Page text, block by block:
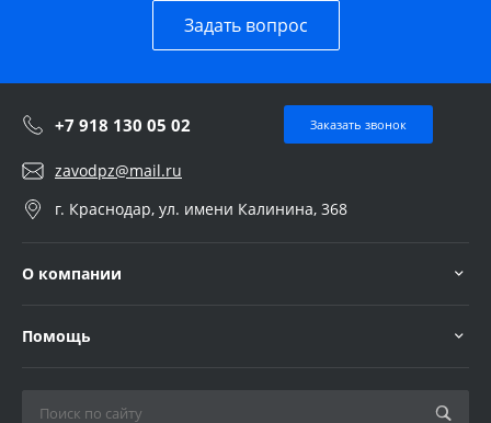
Задать вопрос
+7 918 130 05 02 Заказать звонок
zavodpz@mail.ru
г. Краснодар, ул. имени Калинина, 368
О компании
Помощь